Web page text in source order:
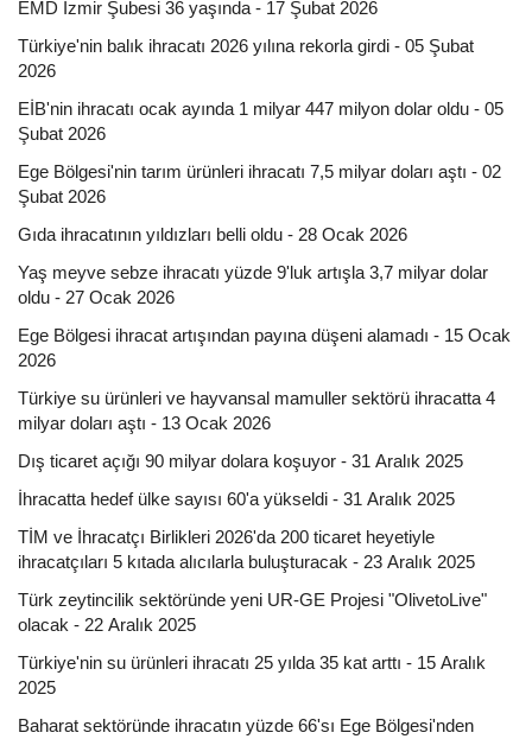
EMD İzmir Şubesi 36 yaşında - 17 Şubat 2026
Türkiye'nin balık ihracatı 2026 yılına rekorla girdi - 05 Şubat
2026
EİB'nin ihracatı ocak ayında 1 milyar 447 milyon dolar oldu - 05
Şubat 2026
Ege Bölgesi'nin tarım ürünleri ihracatı 7,5 milyar doları aştı - 02
Şubat 2026
Gıda ihracatının yıldızları belli oldu - 28 Ocak 2026
Yaş meyve sebze ihracatı yüzde 9'luk artışla 3,7 milyar dolar
oldu - 27 Ocak 2026
Ege Bölgesi ihracat artışından payına düşeni alamadı - 15 Ocak
2026
Türkiye su ürünleri ve hayvansal mamuller sektörü ihracatta 4
milyar doları aştı - 13 Ocak 2026
Dış ticaret açığı 90 milyar dolara koşuyor - 31 Aralık 2025
İhracatta hedef ülke sayısı 60'a yükseldi - 31 Aralık 2025
TİM ve İhracatçı Birlikleri 2026'da 200 ticaret heyetiyle
ihracatçıları 5 kıtada alıcılarla buluşturacak - 23 Aralık 2025
Türk zeytincilik sektöründe yeni UR-GE Projesi "OlivetoLive"
olacak - 22 Aralık 2025
Türkiye'nin su ürünleri ihracatı 25 yılda 35 kat arttı - 15 Aralık
2025
Baharat sektöründe ihracatın yüzde 66'sı Ege Bölgesi'nden